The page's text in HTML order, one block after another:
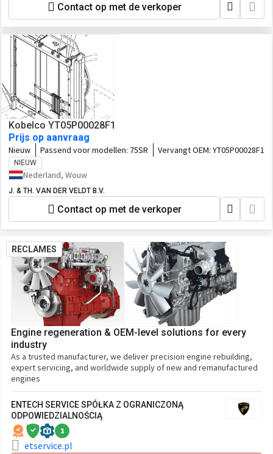
Contact op met de verkoper
Kobelco YT05P00028F1
Prijs op aanvraag
Nieuw Passend voor modellen: 75SR Vervangt OEM: YT05P00028F1
NIEUW
Nederland, Wouw
J. & TH. VAN DER VELDT B.V.
Contact op met de verkoper
RECLAMES
Engine regeneration & OEM-level solutions for every
industry
As a trusted manufacturer, we deliver precision engine rebuilding,
expert servicing, and worldwide supply of new and remanufactured
engines
ENTECH SERVICE SPÓŁKA Z OGRANICZONĄ
ODPOWIEDZIALNOŚCIĄ
1
etservice.pl